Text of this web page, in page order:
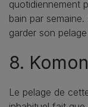
quotidiennement
bain par
garder son
8.
Le pelage de